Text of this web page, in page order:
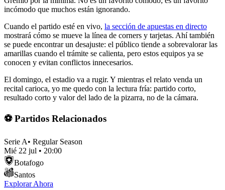
incómodo que muchos están ignorando.
Cuando el partido esté en vivo, la sección de apuestas en directo
mostrará cómo se mueve la línea de corners y tarjetas. Ahí también
se puede encontrar un desajuste: el público tiende a sobrevalorar las
amarillas cuando el trámite se calienta, pero estos equipos ya se
conocen y evitan conflictos innecesarios.
El domingo, el estadio va a rugir. Y mientras el relato venda un
recital carioca, yo me quedo con la lectura fría: partido corto,
resultado corto y valor del lado de la pizarra, no de la cámara.
⚽ Partidos Relacionados
Serie A• Regular Season
Mié 22 jul • 20:00
Botafogo
Santos
Explorar Ahora